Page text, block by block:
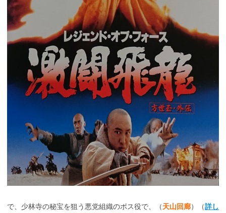
で、少林寺の秘宝を狙う悪党組織のボス役で、（天山回廊）（詳し